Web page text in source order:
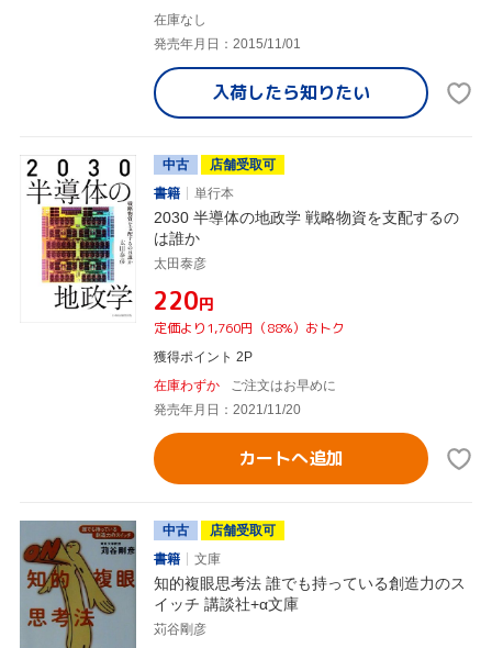
在庫なし
発売年月日：2015/11/01
入荷したら知りたい
中古
店舗受取可
書籍
単行本
2030 半導体の地政学 戦略物資を支配するの
は誰か
太田泰彦
¥220円
定価より1,760円（88%）おトク
獲得ポイント 2P
在庫わずか
ご注文はお早めに
発売年月日：2021/11/20
カートへ追加
中古
店舗受取可
書籍
文庫
知的複眼思考法 誰でも持っている創造力のス
イッチ 講談社+α文庫
苅谷剛彦